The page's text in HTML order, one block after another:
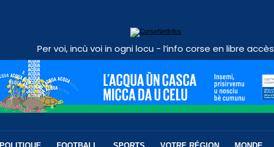
Per voi, incù voi in ogni locu - l’info corse en libre accès